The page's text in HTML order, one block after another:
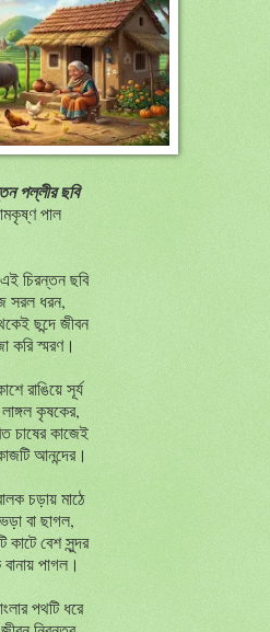
পল্লীর ছবি
পাল
চিরন্তন ছবি
সরল ধরন,
ছন্দে জীবন
স্মরণ।
রাঙিয়ে সূর্য
কৃষকের,
চাষের কাজেই
আনন্দের।
চড়ায় মাঠে
বা ছাগল,
কাটে বেশ সুন্দর
পাগল।
পথটি ধরে